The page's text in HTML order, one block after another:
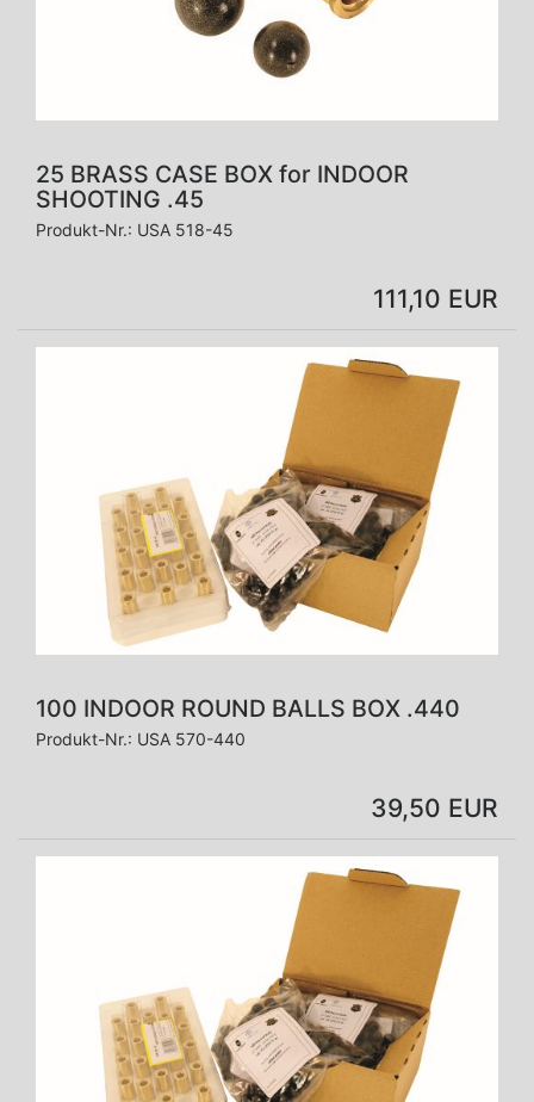
25 BRASS CASE BOX for INDOOR
SHOOTING .45
Produkt-Nr.: USA 518-45
111,10 EUR
100 INDOOR ROUND BALLS BOX .440
Produkt-Nr.: USA 570-440
39,50 EUR